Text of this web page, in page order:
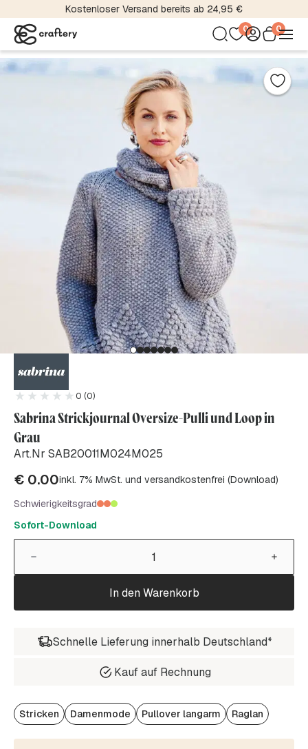
Kostenloser Versand bereits ab 24,95 €
0 0
0 (0)
Sabrina Strickjournal Oversize-Pulli und Loop in
Grau
Art.Nr SAB20011M024M025
€ 0.00inkl. 7% MwSt. und versandkostenfrei (Download)
Schwierigkeitsgrad
Sofort-Download
In den Warenkorb
Schnelle Lieferung innerhalb Deutschland*
Kauf auf Rechnung
Stricken Damenmode Pullover langarm Raglan